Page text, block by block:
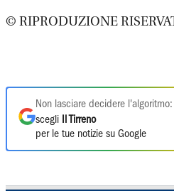
© RIPRODUZIONE
Non lasciare decidere l'algoritmo:
scegli
Il Tirreno
per le tue notizie su Google